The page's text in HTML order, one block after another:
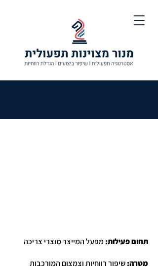
תחום פעילות:מפעל המייצר מוצרי צריכה
מטרה:שיפור רווחיות וצמצום המורכבות